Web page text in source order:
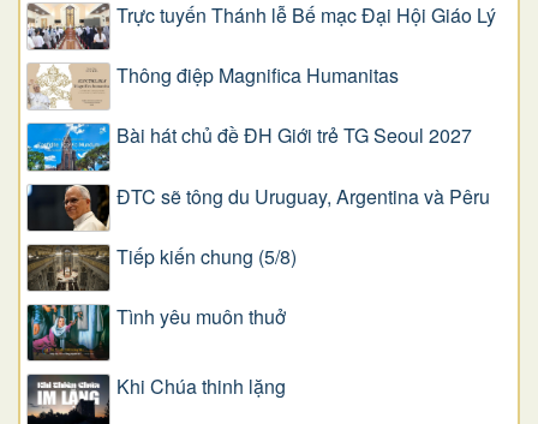
Trực tuyến Thánh lễ Bế mạc Đại Hội Giáo Lý
Thông điệp Magnifica Humanitas
Bài hát chủ đề ĐH Giới trẻ TG Seoul 2027
ĐTC sẽ tông du Uruguay, Argentina và Pêru
Tiếp kiến chung (5/8)
Tình yêu muôn thuở
Khi Chúa thinh lặng